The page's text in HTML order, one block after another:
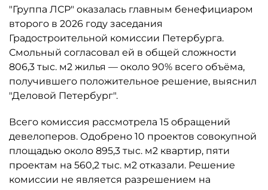
"Группа ЛСР" оказалась главным бенефициаром
второго в 2026 году заседания
Градостроительной комиссии Петербурга.
Смольный согласовал ей в общей сложности
806,3 тыс. м2 жилья — около 90% всего объёма,
получившего положительное решение, выяснил
"Деловой Петербург".
Всего комиссия рассмотрела 15 обращений
девелоперов. Одобрено 10 проектов совокупной
площадью около 895,3 тыс. м2 квартир, пяти
проектам на 560,2 тыс. м2 отказали. Решение
комиссии не является разрешением на